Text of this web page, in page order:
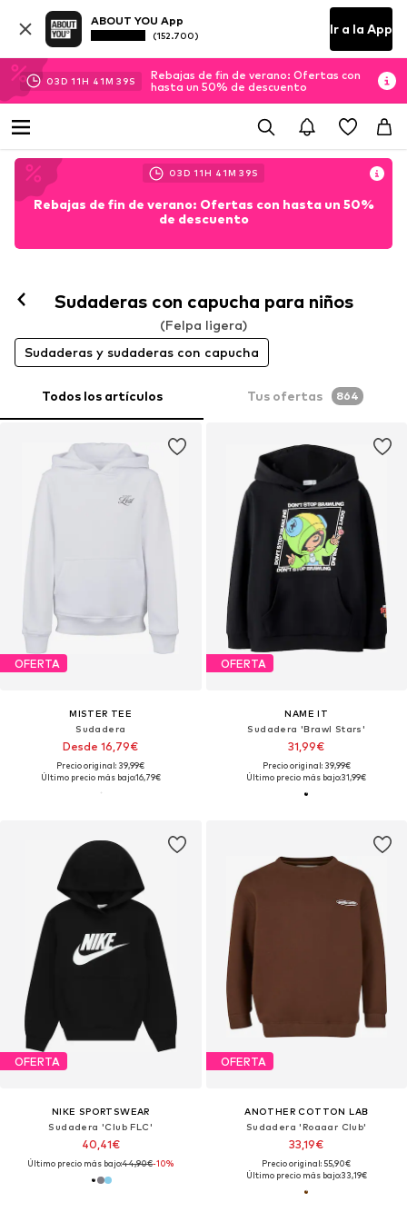
ABOUT YOU App
(152.700) Ir a la App
03D 11H 41M 38S
Rebajas de fin de verano: Ofertas con
hasta un 50% de descuento
03D 11H 41M 38S
Rebajas de fin de verano: Ofertas con hasta un 50%
de descuento
Sudaderas con capucha para niños
(Felpa ligera)
Sudaderas y sudaderas con capucha
Todos los artículos Tus ofertas 864
OFERTA
MISTER TEE
Sudadera
Desde 16,79€
Precio original: 39,99€
Último precio más bajo:16,79€
OFERTA
NAME IT
Sudadera 'Brawl Stars'
31,99€
Precio original: 39,99€
Último precio más bajo:31,99€
OFERTA
NIKE SPORTSWEAR
Sudadera 'Club FLC'
40,41€
Último precio más bajo:44,90€-10%
OFERTA
ANOTHER COTTON LAB
Sudadera 'Roaaar Club'
33,19€
Precio original: 55,90€
Último precio más bajo:33,19€